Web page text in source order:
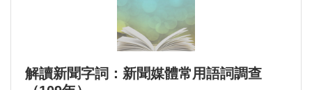
解讀新聞字詞：新聞媒體常用語詞調查